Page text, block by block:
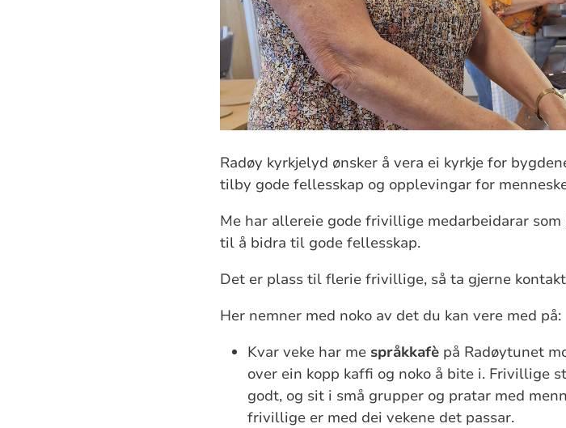
Radøy kyrkjelyd ønsker å vera ei kyrkje for
tilby gode fellesskap og opplevingar for
Me har allereie gode frivillige medarbeidarar
til å bidra til gode fellesskap.
Det er plass til flerie frivillige, så ta gjerne
Her nemner med noko av det du kan vere med på:
Kvar veke har me språkkafè på Radøytunet
over ein kopp kaffi og noko å bite i. Frivillige
godt, og sit i små grupper og pratar med
frivillige er med dei vekene det passar.